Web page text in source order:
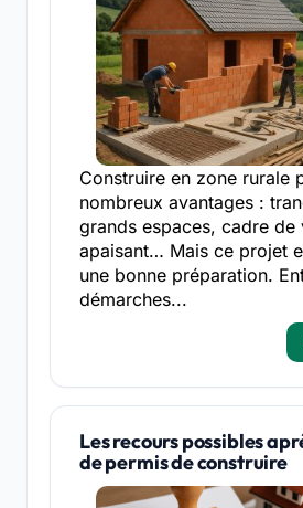
Construire en zone rurale
nombreux avantages :
grands espaces, cadre de
apaisant… Mais ce projet
une bonne préparation.
démarches...
Les recours possibles
de permis de construire